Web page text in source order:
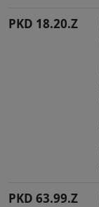
PKD 18.20.Z
PKD 63.99.Z